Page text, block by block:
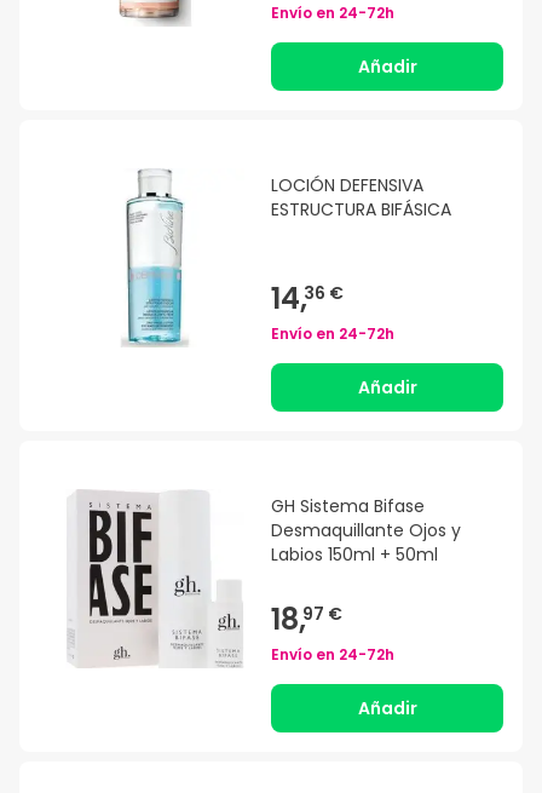
Envío en 24-72h
Añadir
LOCIÓN DEFENSIVA
ESTRUCTURA BIFÁSICA
14,36 €
Envío en 24-72h
Añadir
GH Sistema Bifase
Desmaquillante Ojos y
Labios 150ml + 50ml
18,97 €
Envío en 24-72h
Añadir